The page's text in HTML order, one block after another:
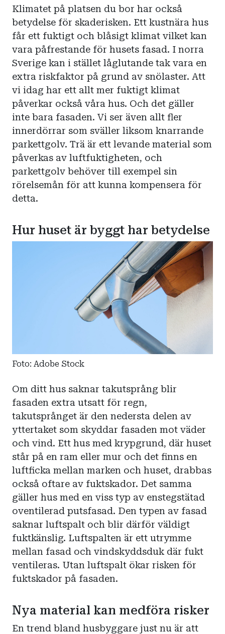
Klimatet på platsen du bor har också
betydelse för skaderisken. Ett kustnära hus
får ett fuktigt och blåsigt klimat vilket kan
vara påfrestande för husets fasad. I norra
Sverige kan i stället låglutande tak vara en
extra riskfaktor på grund av snölaster. Att
vi idag har ett allt mer fuktigt klimat
påverkar också våra hus. Och det gäller
inte bara fasaden. Vi ser även allt fler
innerdörrar som sväller liksom knarrande
parkettgolv. Trä är ett levande material som
påverkas av luftfuktigheten, och
parkettgolv behöver till exempel sin
rörelsemån för att kunna kompensera för
detta.
Hur huset är byggt har betydelse
Foto: Adobe Stock
Om ditt hus saknar takutsprång blir
fasaden extra utsatt för regn,
takutsprånget är den nedersta delen av
yttertaket som skyddar fasaden mot väder
och vind. Ett hus med krypgrund, där huset
står på en ram eller mur och det finns en
luftficka mellan marken och huset, drabbas
också oftare av fuktskador. Det samma
gäller hus med en viss typ av enstegstätad
oventilerad putsfasad. Den typen av fasad
saknar luftspalt och blir därför väldigt
fuktkänslig. Luftspalten är ett utrymme
mellan fasad och vindskyddsduk där fukt
ventileras. Utan luftspalt ökar risken för
fuktskador på fasaden.
Nya material kan medföra risker
En trend bland husbyggare just nu är att